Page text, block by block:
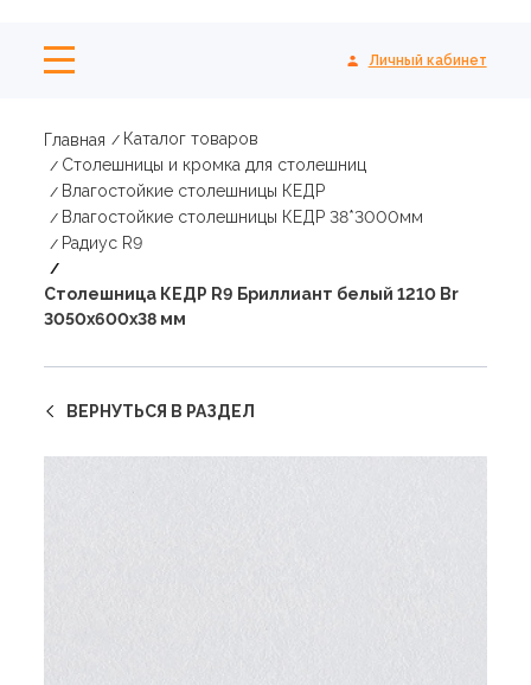
Личный кабинет
Главная
Каталог товаров
Столешницы и кромка для столешниц
Влагостойкие столешницы КЕДР
Влагостойкие столешницы КЕДР 38*3000мм
Радиус R9
Столешница КЕДР R9 Бриллиант белый 1210 Br
3050х600х38 мм
ВЕРНУТЬСЯ В РАЗДЕЛ